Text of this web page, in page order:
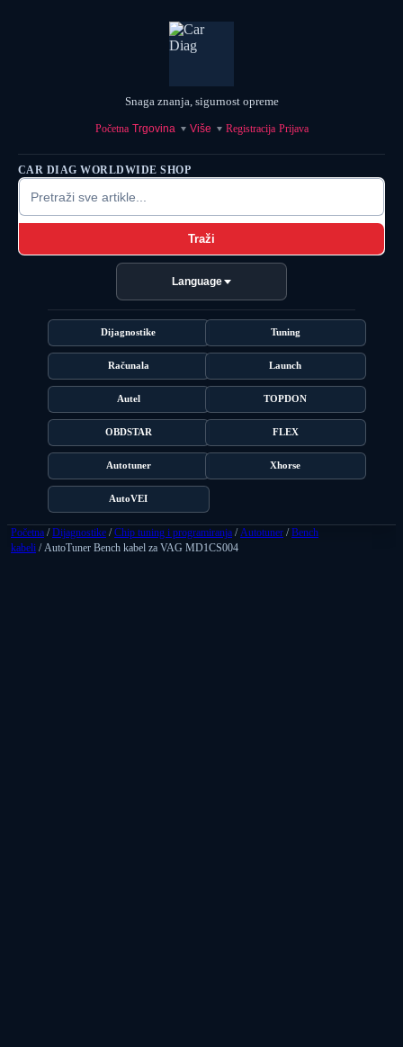
Snaga znanja, sigurnost opreme
Početna Trgovina Više Registracija Prijava
CAR DIAG WORLDWIDE SHOP
Traži
Language
Dijagnostike Tuning
Računala Launch
Autel TOPDON
OBDSTAR FLEX
Autotuner Xhorse
AutoVEI
Početna /Dijagnostike /Chip tuning i programiranja /Autotuner /Bench
kabeli / AutoTuner Bench kabel za VAG MD1CS004